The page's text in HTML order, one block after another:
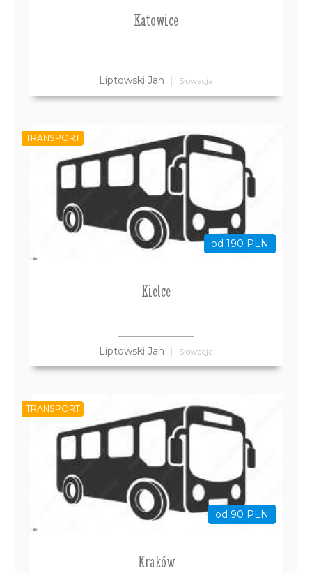
Katowice
Liptowski Jan Słowacja
od 190 PLN
Kielce
Liptowski Jan Słowacja
TRANSPORT
od 90 PLN
Kraków
TRANSPORT